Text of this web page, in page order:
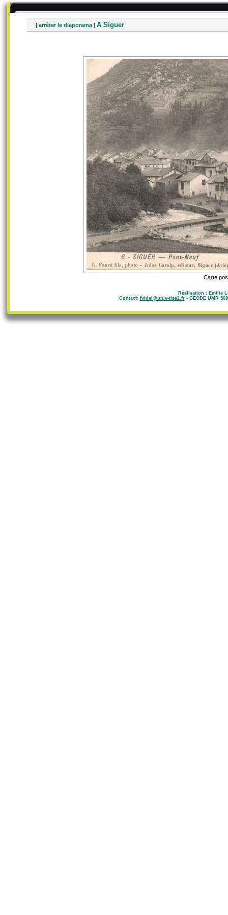
[ arrêter le diaporama ] A Siguer
Carte
Réalisation : Emilie
Contact: fvidal@univ-tlse2.fr- GEODE UMR